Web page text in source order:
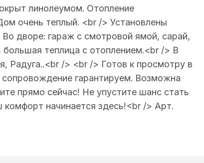
линолеумом. Отопление
очень теплый. <br /> Установлены
дворе: гараж с смотровой ямой, сарай,
теплица с отоплением.<br /> В
Радуга..<br /> <br /> Готов к просмотру в
гарантируем. Возможна
прямо сейчас! Не упустите шанс стать
начинается здесь!<br /> Арт.